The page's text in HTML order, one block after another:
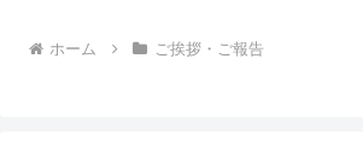
ホーム ご挨拶・ご報告